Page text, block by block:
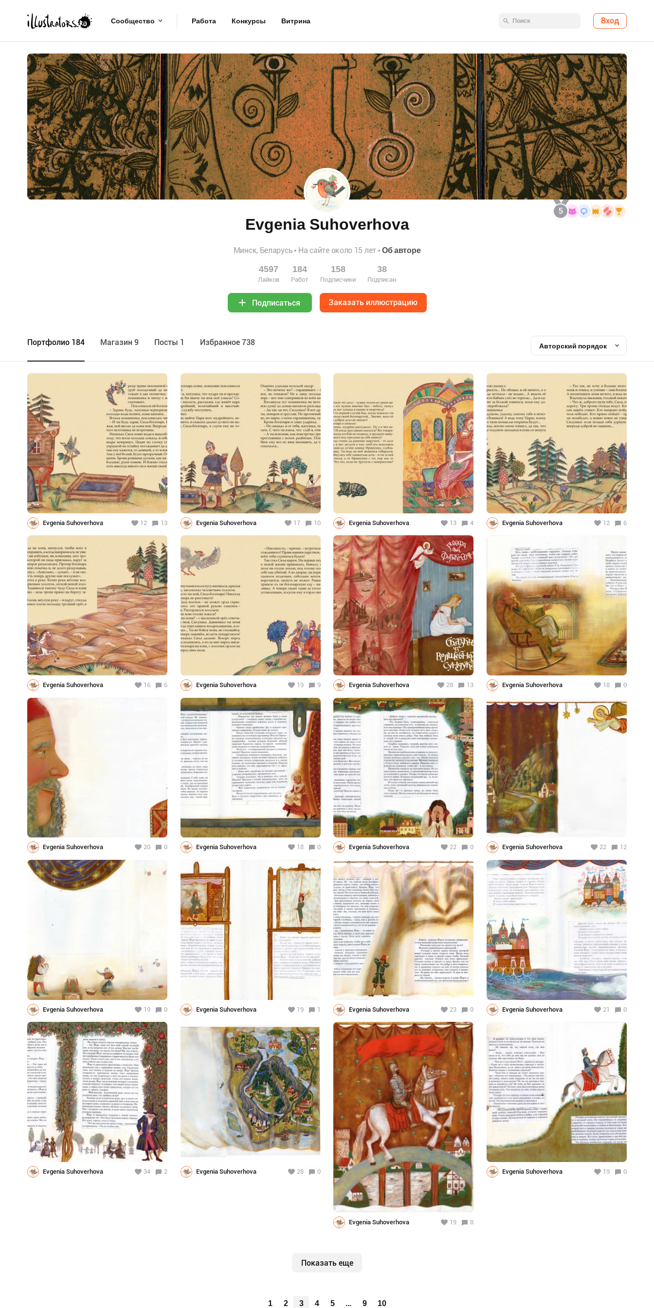
Сообщество Работа Конкурсы Витрина Вход
5
Evgenia Suhoverhova
Минск, Беларусь На сайте около 15 лет Об авторе
4597
Лайков
184
Работ
158
Подписчики
38
Подписан
Подписаться Заказать иллюстрацию
Портфолио 184 Maгазин 9 Посты 1 Избранное 738 Авторский порядок
Evgenia Suhoverhova 12 13 Evgenia Suhoverhova 17 10 Evgenia Suhoverhova 13 4 Evgenia Suhoverhova 12 6
Evgenia Suhoverhova 16 6 Evgenia Suhoverhova 19 9 Evgenia Suhoverhova 28 13 Evgenia Suhoverhova 18 0
Evgenia Suhoverhova 20 0 Evgenia Suhoverhova 18 0 Evgenia Suhoverhova 22 0 Evgenia Suhoverhova 22 12
Evgenia Suhoverhova 19 0 Evgenia Suhoverhova 19 1 Evgenia Suhoverhova 23 0 Evgenia Suhoverhova 21 0
Evgenia Suhoverhova 34 2 Evgenia Suhoverhova 28 0
Evgenia Suhoverhova 19 8
Evgenia Suhoverhova 19 0
Показать еще
1 2 3 4 5 ... 9 10